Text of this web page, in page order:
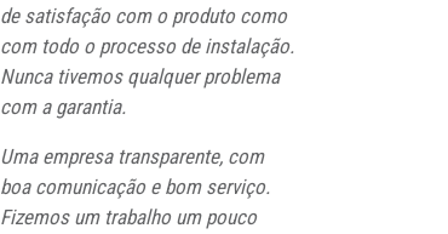
de satisfação com o produto como
com todo o processo de instalação.
Nunca tivemos qualquer problema
com a garantia.
Uma empresa transparente, com
boa comunicação e bom serviço.
Fizemos um trabalho um pouco